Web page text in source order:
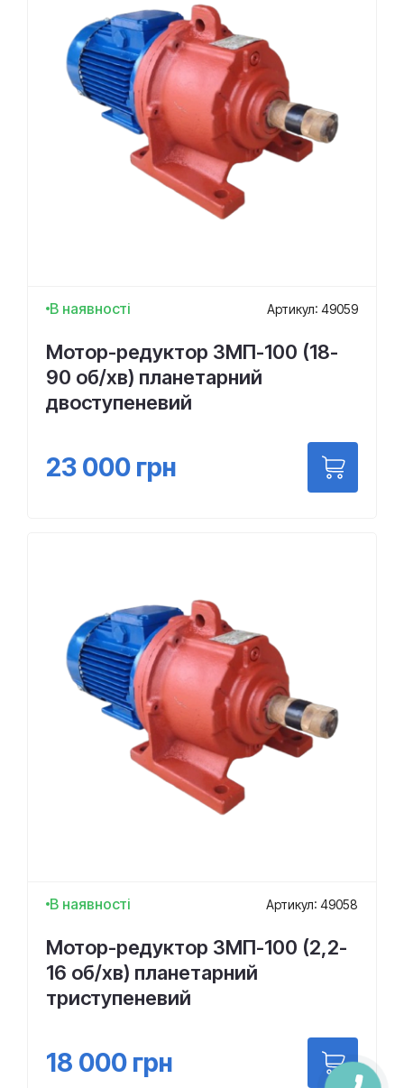
В наявності Артикул: 49059
Мотор-редуктор 3МП-100 (18-
90 об/хв) планетарний
двоступеневий
23 000 грн
В наявності Артикул: 49058
Мотор-редуктор 3МП-100 (2,2-
16 об/хв) планетарний
триступеневий
18 000 грн